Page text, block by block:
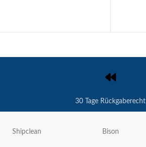
30 Tage Rückgaberecht
Shipclean Bison